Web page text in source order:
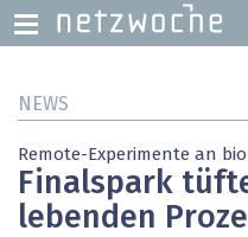
zumNEWS
Remote-Experimente an
Finalspark
lebenden